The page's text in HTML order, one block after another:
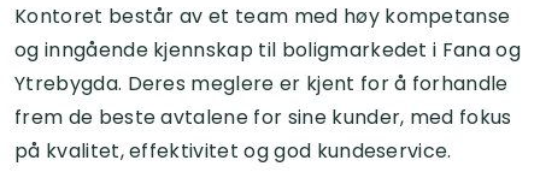
Kontoret består av et team med høy kompetanse
og inngående kjennskap til boligmarkedet i Fana og
Ytrebygda. Deres meglere er kjent for å forhandle
frem de beste avtalene for sine kunder, med fokus
på kvalitet, effektivitet og god kundeservice.